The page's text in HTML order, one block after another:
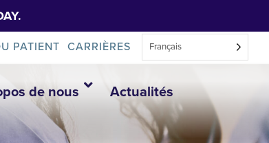
PATIENT CARRIÈRES Français
de nous Actualités